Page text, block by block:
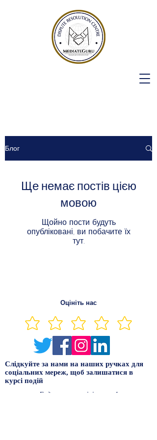
Блог
Ще немає постів цією
мовою
Щойно пости будуть
опубліковані, ви побачите їх
тут.
Оцініть нас
Слідкуйте за нами на наших ручках для
соціальних мереж, щоб залишатися в
курсі подій
Будь ласка, оцініть нас!